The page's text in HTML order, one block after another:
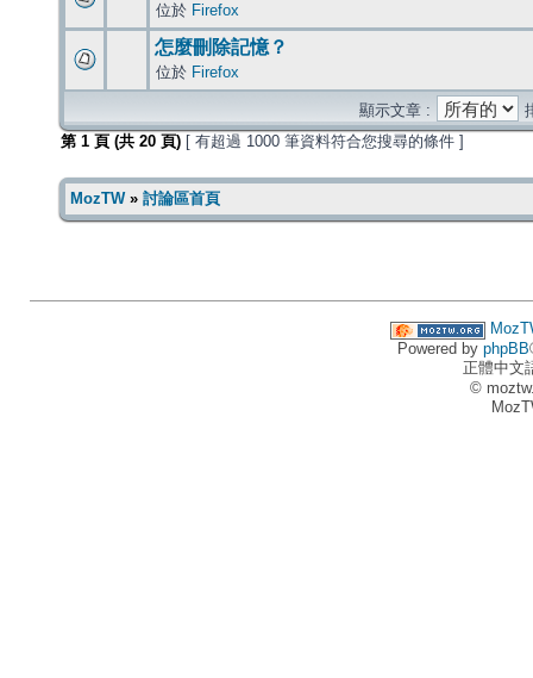
位於 Firefox
怎麼刪除記憶？
位於 Firefox
顯示文章 :
第 1 頁 (共 20 頁) [ 有超過 1000 筆資料符合您搜尋的條件 ]
MozTW» 討論區首頁
Powered by phpBB
正體中文
©